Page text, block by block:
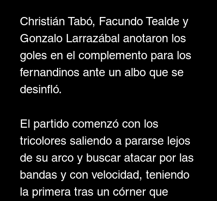
Christián Tabó, Facundo Tealde y
Gonzalo Larrazábal anotaron los
goles en el complemento para los
fernandinos ante un albo que se
desinfló.
El partido comenzó con los
tricolores saliendo a pararse lejos
de su arco y buscar atacar por las
bandas y con velocidad, teniendo
la primera tras un córner que